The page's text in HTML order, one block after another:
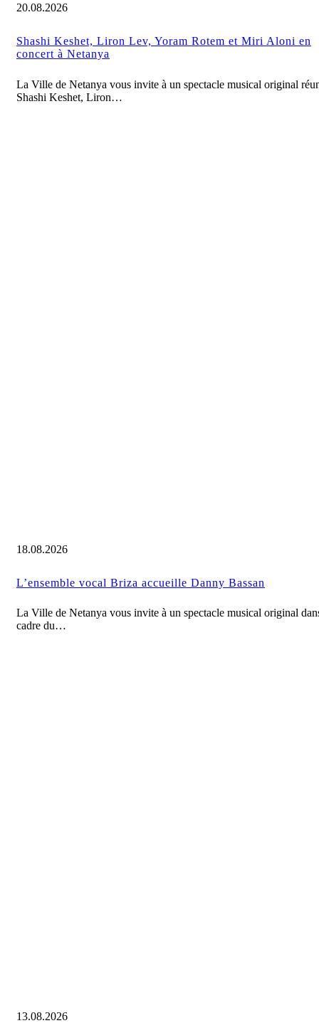
20.08.2026
Shashi Keshet, Liron Lev, Yoram Rotem et Miri Aloni en
concert à Netanya
La Ville de Netanya vous invite à un spectacle musical original
Shashi Keshet, Liron…
18.08.2026
L’ensemble vocal Briza accueille Danny Bassan
La Ville de Netanya vous invite à un spectacle musical original
cadre du…
13.08.2026